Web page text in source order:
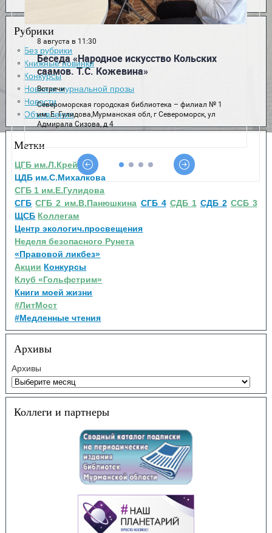
Рубрики
Без рубрики
Книжные новинки
Конкурсы
Новинки журнальной прозы
Новости
Объявления
Метки
ЦГБ им.Л.Крейна
ЦДБ им.С.Михалкова
СГБ 1 им.Е.Гулидова
СГБ СГБ 2 им.В.Панюшкина СГБ 4 СДБ 1 СДБ 2 ССБ 3
ЩСБ Коллегам
Центр экологич.просвещения
Неделя безопасного Рунета
«Правовой ликбез»
Акции Конкурсы
Клуб «Гольфстрим»
Книги моей жизни
#ЛитМост
#Медленные чтения
Архивы
Архивы
Коллеги и партнеры